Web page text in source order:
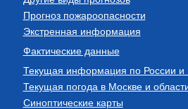
Прогноз пожароопасности
Экстренная информация
Фактические данные
Текущая информация по России и
Текущая погода в Москве и
Синоптические карты